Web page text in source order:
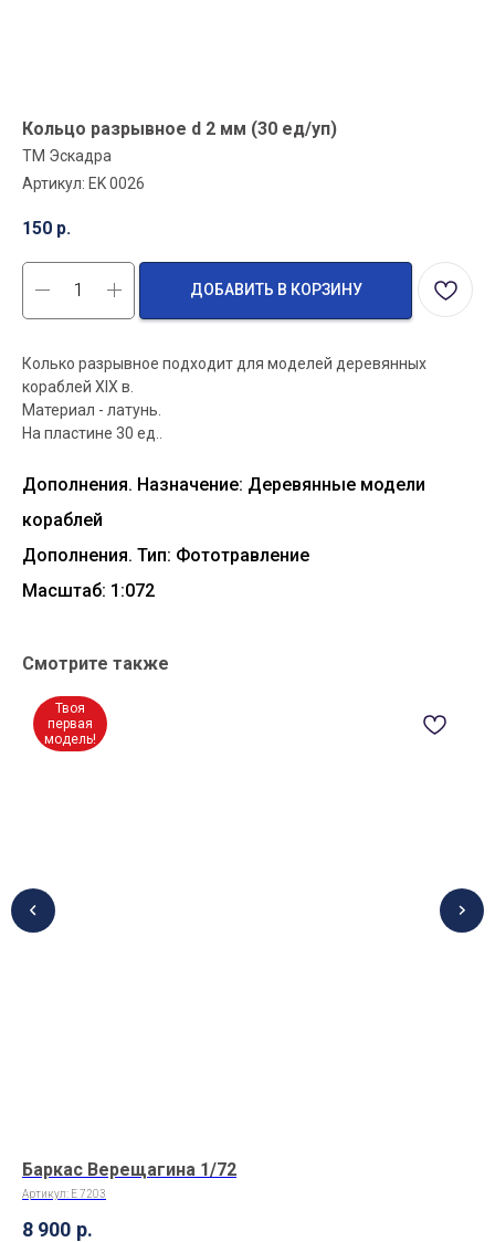
Кольцо разрывное d 2 мм (30 ед/уп)
ТМ Эскадра
Артикул: EK 0026
150 р.
ДОБАВИТЬ В КОРЗИНУ
Колько разрывное подходит для моделей деревянных
кораблей XIX в.
Материал - латунь.
На пластине 30 ед..
Дополнения. Назначение: Деревянные модели
кораблей
Дополнения. Тип: Фототравление
Масштаб: 1:072
Смотрите также
Твоя
первая
модель!
Баркас Верещагина 1/72
Артикул: E 7203
8 900 р.